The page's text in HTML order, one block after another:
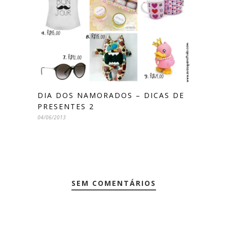
DIA DOS NAMORADOS – DICAS DE
PRESENTES 2
04/06/2013
SEM COMENTÁRIOS